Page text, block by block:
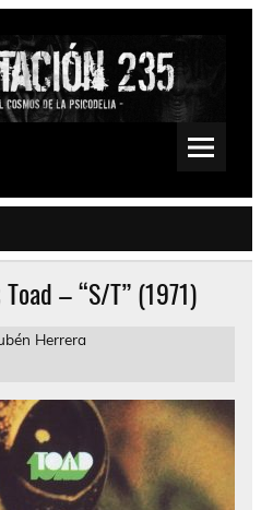
Sludge, Fuzz, Space, Drone
– “S/T” (1971)
Herrera